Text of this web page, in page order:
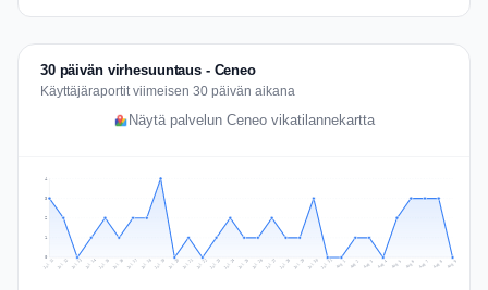
30 päivän virhesuuntaus - Ceneo
Käyttäjäraportit viimeisen 30 päivän aikana
Näytä palvelun Ceneo vikatilannekartta
1
2
3
4
Jul 11 Jul 12 Jul 13 Jul 14 Jul 15 Jul 16 Jul 17 Jul 18 Jul 19 Jul 20 Jul 21 Jul 22 Jul 23 Jul 24 Jul 25 Jul 26 Jul 27 Jul 28 Jul 29 Jul 30 Jul 31 Aug 1 Aug 2 Aug 3 Aug 4 Aug 5 Aug 6 Aug 7 Aug 8 Aug 9